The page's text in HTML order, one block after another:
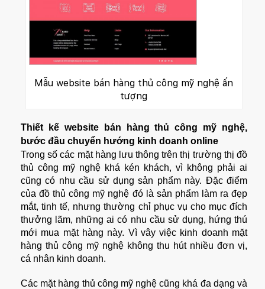
Mẫu website bán hàng thủ công mỹ nghệ ấn
tượng
Thiết kế website bán hàng thủ công mỹ nghệ,
bước đầu chuyển hướng kinh doanh online
Trong số các mặt hàng lưu thông trên thị trường thị đồ
thủ công mỹ nghệ khá kén khách, vì không phải ai
cũng có nhu cầu sử dụng sản phẩm này. Đặc điểm
của đồ thủ công mỹ nghệ đó là sản phẩm làm ra đẹp
mắt, tinh tế, nhưng thường chỉ phục vụ cho mục đích
thưởng lãm, những ai có nhu cầu sử dụng, hứng thú
mới mua mặt hàng này. Vì vây việc kinh doanh mặt
hàng thủ công mỹ nghệ không thu hút nhiều đơn vị,
cá nhân kinh doanh.
Các mặt hàng thủ công mỹ nghệ cũng khá đa dạng và